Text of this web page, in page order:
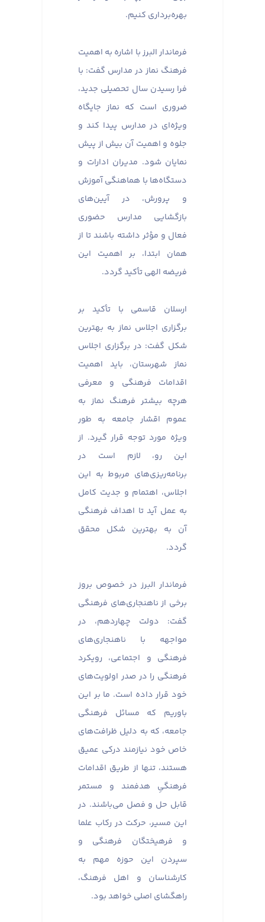
بهره‌برداری کنیم.
فرماندار البرز با اشاره به اهمیت
فرهنگ نماز در مدارس گفت: با
فرا رسیدن سال تحصیلی جدید،
ضروری است که نماز جایگاه
ویژه‌ای در مدارس پیدا کند و
جلوه و اهمیت آن بیش از پیش
نمایان شود. مدیران ادارات و
دستگاه‌ها با هماهنگی آموزش
و پرورش، در آیین‌های
بازگشایی مدارس حضوری
فعال و مؤثر داشته باشند تا از
همان ابتدا، بر اهمیت این
فریضه الهی تأکید گردد.
ارسلان قاسمی با تأکید بر
برگزاری اجلاس نماز به بهترین
شکل گفت: در برگزاری اجلاس
نماز شهرستان، باید اهمیت
اقدامات فرهنگی و معرفی
هرچه بیشتر فرهنگ نماز به
عموم اقشار جامعه به طور
ویژه مورد توجه قرار گیرد. از
این رو، لازم است در
برنامه‌ریزی‌های مربوط به این
اجلاس، اهتمام و جدیت کامل
به عمل آید تا اهداف فرهنگی
آن به بهترین شکل محقق
گردد.
فرماندار البرز در خصوص بروز
برخی از ناهنجاری‌های فرهنگی
گفت: دولت چهاردهم، در
مواجهه با ناهنجاری‌های
فرهنگی و اجتماعی، رویکرد
فرهنگی را در صدر اولویت‌های
خود قرار داده است. ما بر این
باوریم که مسائل فرهنگی
جامعه، که به دلیل ظرافت‌های
خاص خود نیازمند درکی عمیق
هستند، تنها از طریق اقدامات
فرهنگیِ هدفمند و مستمر
قابل حل و فصل می‌باشند. در
این مسیر، حرکت در رکاب علما
و فرهیختگان فرهنگی و
سپردن این حوزه مهم به
کارشناسان و اهل فرهنگ،
راهگشای اصلی خواهد بود.